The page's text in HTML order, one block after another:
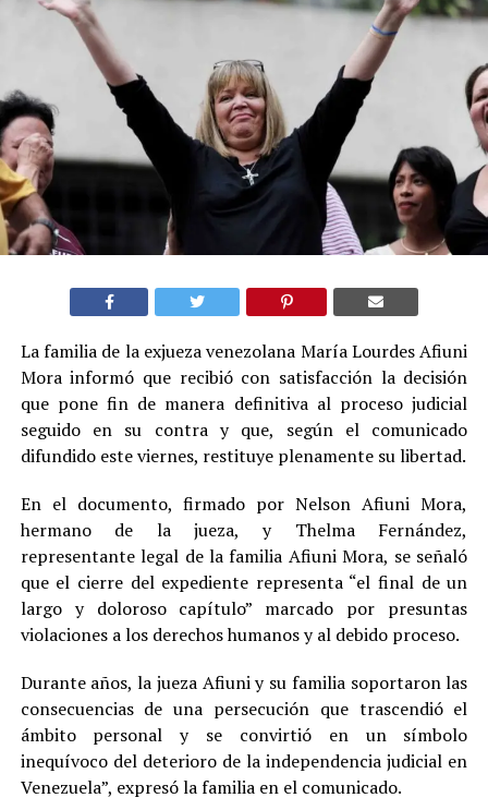
La familia de la exjueza venezolana María Lourdes Afiuni
Mora informó que recibió con satisfacción la decisión
que pone fin de manera definitiva al proceso judicial
seguido en su contra y que, según el comunicado
difundido este viernes, restituye plenamente su libertad.
En el documento, firmado por Nelson Afiuni Mora,
hermano de la jueza, y Thelma Fernández,
representante legal de la familia Afiuni Mora, se señaló
que el cierre del expediente representa “el final de un
largo y doloroso capítulo” marcado por presuntas
violaciones a los derechos humanos y al debido proceso.
Durante años, la jueza Afiuni y su familia soportaron las
consecuencias de una persecución que trascendió el
ámbito personal y se convirtió en un símbolo
inequívoco del deterioro de la independencia judicial en
Venezuela”, expresó la familia en el comunicado.